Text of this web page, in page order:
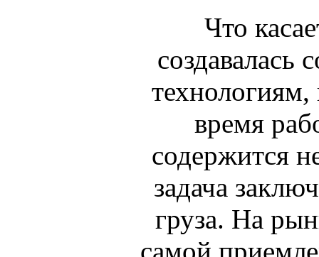
Что
создавалась
время
содержится
задача
груза. На
самой